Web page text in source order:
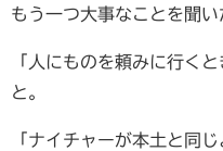
もう一つ大事なことを聞い
「人にものを頼みに行く
と。
「ナイチャーが本土と同